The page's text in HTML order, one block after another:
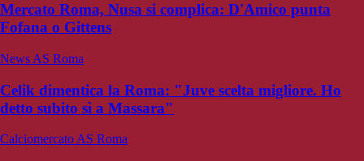
Mercato Roma, Nusa si complica: D'Amico punta
Fofana o Gittens
News AS Roma
Celik dimentica la Roma: "Juve scelta migliore. Ho
detto subito sì a Massara"
Calciomercato AS Roma